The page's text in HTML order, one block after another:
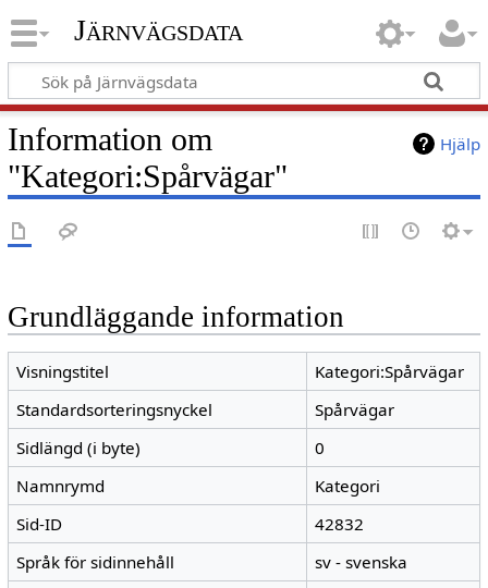
Järnvägsdata
Hjälp
Information om
"Kategori:Spårvägar"
Grundläggande information
Visningstitel
Kategori:Spårvägar
Standardsorteringsnyckel
Spårvägar
Sidlängd (i byte)
0
Namnrymd
Kategori
Sid-ID
42832
Språk för sidinnehåll
sv - svenska